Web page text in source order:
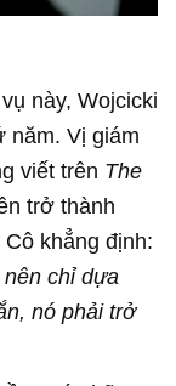
này, Wojcicki
năm. Vị giám
viết trên The
trở thành
khẳng định:
chỉ dựa
nó phải trở